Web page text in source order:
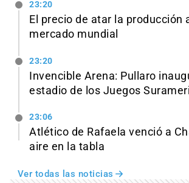
23:20
El precio de atar la producción
mercado mundial
23:20
Invencible Arena: Pullaro
estadio de los Juegos
23:06
Atlético de Rafaela venció a
aire en la tabla
Ver todas las noticias